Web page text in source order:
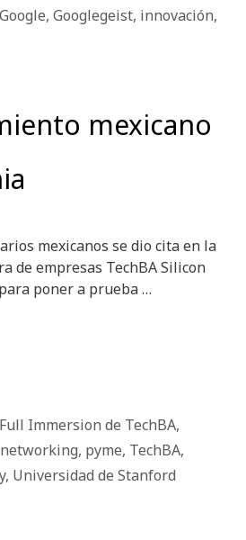
Google, Googlegeist, innovación,
mexicano
mexicanos se dio cita en la
de empresas TechBA Silicon
poner a prueba …
Full Immersion de TechBA,
networking, pyme, TechBA,
, Universidad de Stanford